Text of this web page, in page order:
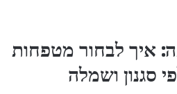
איך לבחור מטפחות
סגנון ושמלה